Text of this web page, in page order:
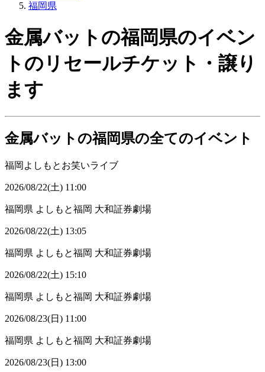
福岡県
金属バットの福岡県のイベン
トのリセールチケット・譲り
ます
金属バットの福岡県の全てのイベント
福岡よしもとお笑いライブ
2026/08/22(土) 11:00
福岡県 よしもと福岡 大和証券劇場
2026/08/22(土) 13:05
福岡県 よしもと福岡 大和証券劇場
2026/08/22(土) 15:10
福岡県 よしもと福岡 大和証券劇場
2026/08/23(日) 11:00
福岡県 よしもと福岡 大和証券劇場
2026/08/23(日) 13:00